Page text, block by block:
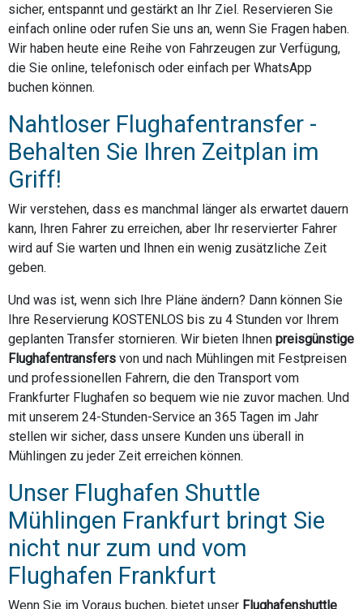
sicher, entspannt und gestärkt an Ihr Ziel. Reservieren Sie
einfach online oder rufen Sie uns an, wenn Sie Fragen haben.
Wir haben heute eine Reihe von Fahrzeugen zur Verfügung,
die Sie online, telefonisch oder einfach per WhatsApp
buchen können.
Nahtloser Flughafentransfer -
Behalten Sie Ihren Zeitplan im
Griff!
Wir verstehen, dass es manchmal länger als erwartet dauern
kann, Ihren Fahrer zu erreichen, aber Ihr reservierter Fahrer
wird auf Sie warten und Ihnen ein wenig zusätzliche Zeit
geben.
Und was ist, wenn sich Ihre Pläne ändern? Dann können Sie
Ihre Reservierung KOSTENLOS bis zu 4 Stunden vor Ihrem
geplanten Transfer stornieren. Wir bieten Ihnen preisgünstige
Flughafentransfers von und nach Mühlingen mit Festpreisen
und professionellen Fahrern, die den Transport vom
Frankfurter Flughafen so bequem wie nie zuvor machen. Und
mit unserem 24-Stunden-Service an 365 Tagen im Jahr
stellen wir sicher, dass unsere Kunden uns überall in
Mühlingen zu jeder Zeit erreichen können.
Unser Flughafen Shuttle
Mühlingen Frankfurt bringt Sie
nicht nur zum und vom
Flughafen Frankfurt
Wenn Sie im Voraus buchen, bietet unser Flughafenshuttle